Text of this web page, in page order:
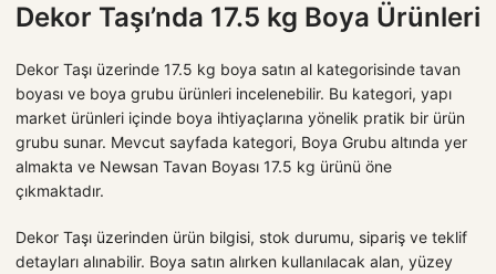
Dekor Taşı’nda 17.5 kg Boya Ürünleri
Dekor Taşı üzerinde 17.5 kg boya satın al kategorisinde tavan
boyası ve boya grubu ürünleri incelenebilir. Bu kategori, yapı
market ürünleri içinde boya ihtiyaçlarına yönelik pratik bir ürün
grubu sunar. Mevcut sayfada kategori, Boya Grubu altında yer
almakta ve Newsan Tavan Boyası 17.5 kg ürünü öne
çıkmaktadır.
Dekor Taşı üzerinden ürün bilgisi, stok durumu, sipariş ve teklif
detayları alınabilir. Boya satın alırken kullanılacak alan, yüzey